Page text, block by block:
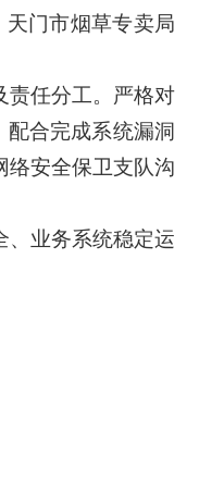
天门市烟草专卖局
责任分工。严格对
合完成系统漏洞
络安全保卫支队沟
、业务系统稳定运